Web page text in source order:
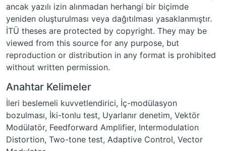
ancak yazılı izin alınmadan herhangi bir biçimde
yeniden oluşturulması veya dağıtılması yasaklanmıştır.
İTÜ theses are protected by copyright. They may be
viewed from this source for any purpose, but
reproduction or distribution in any format is prohibited
without written permission.
Anahtar Kelimeler
İleri beslemeli kuvvetlendirici, İç-modülasyon
bozulması, İki-tonlu test, Uyarlanır denetim, Vektör
Modülatör, Feedforward Amplifier, Intermodulation
Distortion, Two-tone test, Adaptive Control, Vector